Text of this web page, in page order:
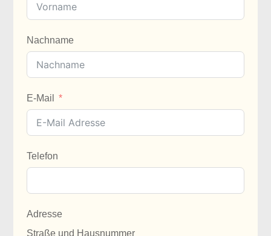
Nachname
E-Mail
Telefon
Adresse
Straße und Hausnummer